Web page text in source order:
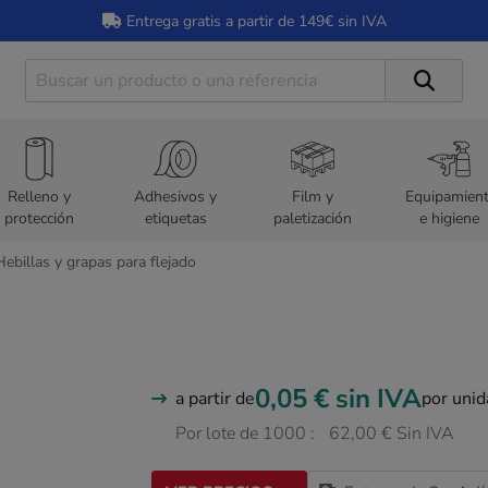
Entrega gratis a partir de 149€ sin IVA
Relleno y
protección
Adhesivos y
etiquetas
Film y
paletización
e higiene
y grapas para flejado
a partir de0,05 € sin IVApor
Por lote de 1000 :
62,00 € Sin IVA